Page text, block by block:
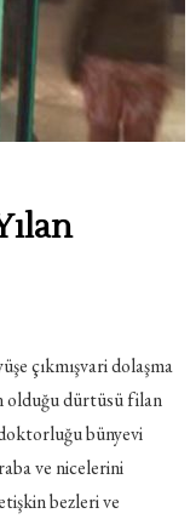
çıkmışvari dolaşma
olduğu dürtüsü filan
bünyevi
ve nicelerini
bezleri ve